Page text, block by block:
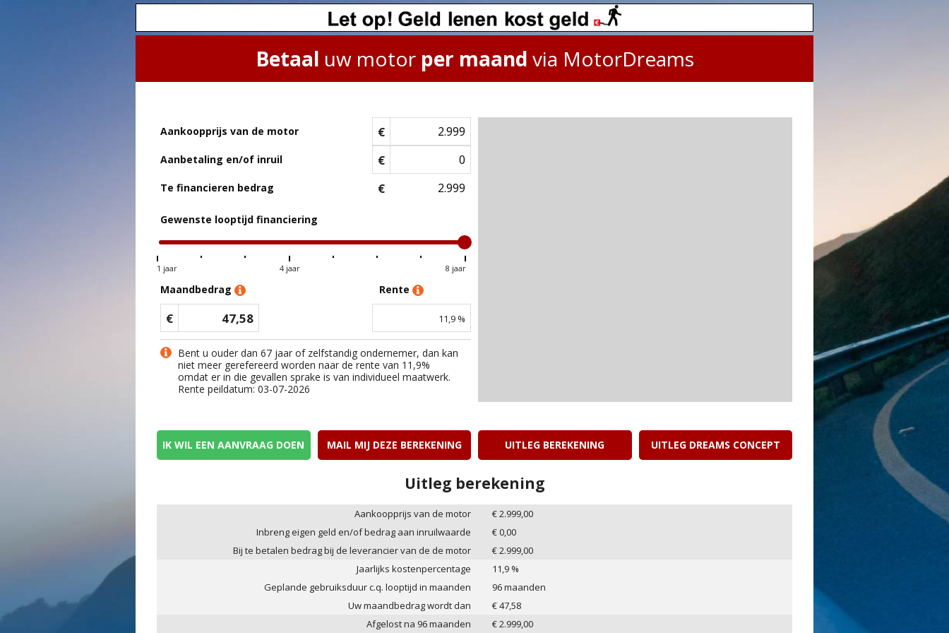
Betaal uw motor per maand via MotorDreams
Aankoopprijs van de motor €
Aanbetaling en/of inruil €
Te financieren bedrag €
Gewenste looptijd financiering
1 jaar 4 jaar 8 jaar
Maandbedrag
€ 47,58
Rente
11,9 %
Bent u ouder dan 67 jaar of zelfstandig ondernemer, dan kan
niet meer gerefereerd worden naar de rente van 11,9%
omdat er in die gevallen sprake is van individueel maatwerk.
Rente peildatum: 03-07-2026
IK WIL EEN AANVRAAG DOEN MAIL MIJ DEZE BEREKENING UITLEG BEREKENING UITLEG DREAMS CONCEPT
Uitleg berekening
Aankoopprijs van de motor €2.999,00
Inbreng eigen geld en/of bedrag aan inruilwaarde
€0,00
Bij te betalen bedrag bij de leverancier van de de motor
€2.999,00
Jaarlijks kostenpercentage
11,9 %
Geplande gebruiksduur c.q. looptijd in maanden
96maanden
Uw maandbedrag wordt dan
€47,58
Afgelost na 96maanden €2.999,00